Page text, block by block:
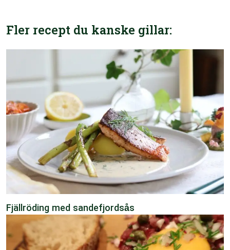
Fler recept du kanske gillar:
Fjällröding med sandefjordsås